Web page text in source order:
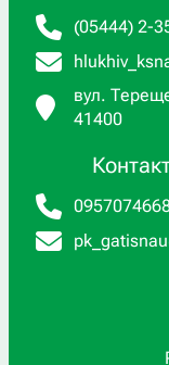
(05444) 2-
вул.
41400